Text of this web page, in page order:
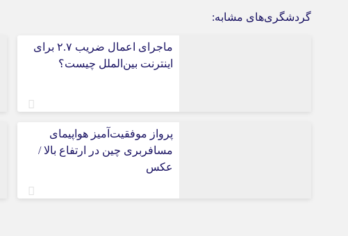
گردشگری‌های مشابه:
ماجرای اعمال ضریب ۲.۷ برای
اینترنت بین‌الملل چیست؟
پرواز موفقیت‌آمیز هواپیمای
مسافربری چین در ارتفاع بالا /
عکس